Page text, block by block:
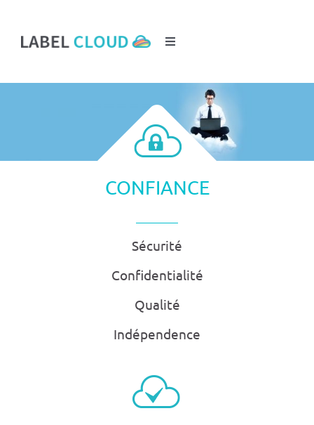
contenu
Toggle
CONFIANCE
Sécurité
Confidentialité
Qualité
Indépendence